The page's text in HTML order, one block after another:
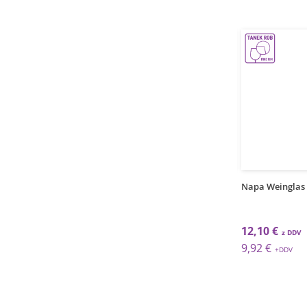
Napa Weinglas
12,10 €
9,92 €